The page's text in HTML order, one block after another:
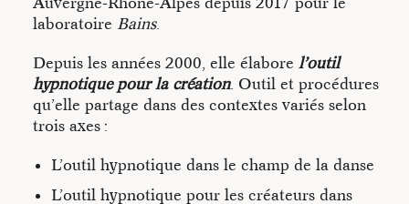
Maison Contourcréé en 2009 avec l’Atelier Pierre di Sciullo/g-u-i.
traces et des informations sur la démarche de l’artiste Catherine
laboratoire Bains.
Depuis les années 2000, elle élabore l’outil
hypnotique pour la création. Outil et procédures
qu’elle partage dans des contextes variés selon
trois axes :
L’outil hypnotique dans le champ de la danse
L’outil hypnotique pour les créateurs dans